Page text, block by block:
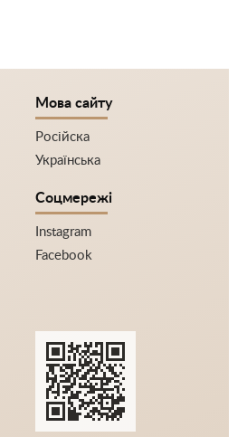
Мова сайту
Російска
Українська
Соцмережі
Instagram
Facebook